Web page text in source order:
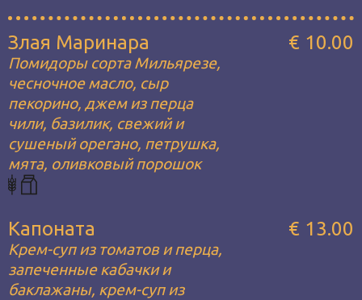
Злая Маринара
Помидоры сорта Мильярезе,
чесночное масло, сыр
пекорино, джем из перца
чили, базилик, свежий и
сушеный орегано, петрушка,
мята, оливковый порошок
€ 10.00
Капоната
Крем-суп из томатов и перца,
запеченные кабачки и
баклажаны, крем-суп из
€ 13.00